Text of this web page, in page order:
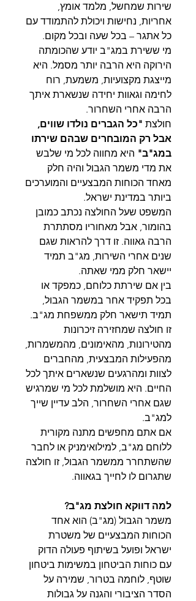
שירות שמחשל, מלמד אומץ,
אחריות, נחישות ויכולת להתמודד עם
כל אתגר – בכל שעה ובכל מקום.
מי ששירת במג"ב יודע שהכומתה
הירוקה היא הרבה יותר מסמל. היא
מייצגת מקצועיות, משמעת, רוח
לחימה וגאוות יחידה שנשארת איתך
הרבה אחרי השחרור.
חולצת "כל הגברים נולדו שווים,
אבל רק המובחרים שבהם שירתו
במג"ב" היא מחווה לכל מי שלבש
את מדי משמר הגבול והיה חלק
מאחד הכוחות המבצעיים והמוערכים
ביותר במדינת ישראל.
המשפט שעל החולצה נכתב כמובן
בהומור, אבל מאחוריו מסתתרת
הרבה גאווה. זו דרך להראות שגם
שנים אחרי השירות, מג"ב תמיד
יישאר חלק ממי שאתה.
בין אם שירתת כלוחם, כמפקד או
בכל תפקיד אחר במשמר הגבול,
תמיד תישאר חלק ממשפחת מג"ב.
זו חולצה שמחזירה זיכרונות
מהטירונות, מהאימונים, מהמשמרות,
מהפעילות המבצעית, מהחברים
לצוות ומהרגעים שנשארים איתך לכל
החיים. היא מושלמת לכל מי שמרגיש
שגם אחרי השחרור, הלב עדיין שייך
למג"ב.
אם אתם מחפשים מתנה מקורית
ללוחם מג"ב, למילואימניק או לחבר
שהשתחרר ממשמר הגבול, זו חולצה
שתגרום לו לחייך בגאווה.
למה דווקא חולצת מג"ב?
משמר הגבול (מג"ב) הוא אחד
הכוחות המבצעיים של משטרת
ישראל ופועל בשיתוף פעולה הדוק
עם כוחות הביטחון במשימות ביטחון
שוטף, לוחמה בטרור, שמירה על
הסדר הציבורי והגנה על גבולות